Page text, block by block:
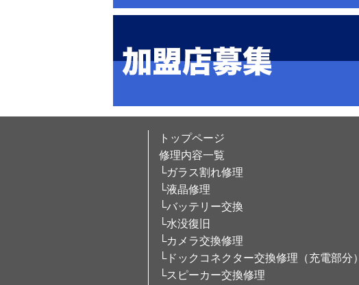
トップページ
修理内容一覧
└ガラス割れ修理
└液晶修理
└バッテリー交換
└水没復旧
└カメラ交換修理
└ドックコネクター交換修理（充電部分）
└スピーカー交換修理